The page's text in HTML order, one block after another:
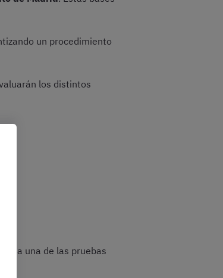
un procedimiento
los distintos
cada una de las pruebas